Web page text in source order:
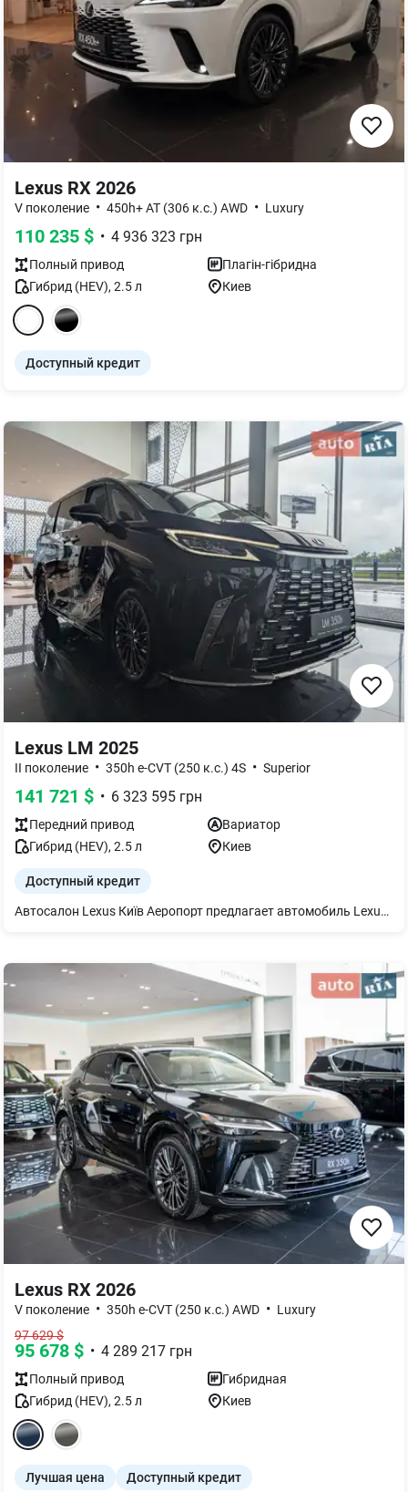
Lexus RX 2026
V поколение • 450h+ AT (306 к.с.) AWD • Luxury
110 235 $ • 4 936 323 грн
Полный привод
Плагін-гібридна
Гибрид (HEV), 2.5л Киев
Доступный кредит
Lexus LM 2025
II поколение • 350h e-CVT (250 к.с.) 4S • Superior
141 721 $ • 6 323 595 грн
Передний привод
Вариатор
Гибрид (HEV), 2.5л Киев
Доступный кредит
Автосалон Lexus Київ Аеропорт предлагает автомобиль Lexus LM350h в максимальной комплектации Superior. Комплектация авто включает в себя следующие опции: - 19-дюймовые кованые колесные диски; - Светодиодные фары ближнего и дальнего света с технологией Bladescan; - Система автоматической парковки с камерой кругового обзора с графическими подсказками; - EPB - электромеханический парковочный тормоз; - PKSB - интеллектуальные датчики парковки с функцией автоматического торможения и обнаружения неподвижных объектов вокруг, пешеходов и приближения автомобилей сзади - Цветной сенсорный дисплей Lexus Link PRO 14"; - ACC — адаптивный круиз-контроль с функцией замедления в поворотах; - Электропривод крышки багажника; - Климат-контроль с системой "Nanoe X" — система ионизации воздуха в салоне; - Mark Levinson Reference 3D Surround Sound с 23 динамиками; А также много других полезных опций! Автомобиль доукомплектован дополнительным оборудованием, актуальную стоимость и перечень уточняйте в отделе продаж автосалона.
Lexus RX 2026
V поколение • 350h e-CVT (250 к.с.) AWD • Luxury
97 629$
95 678 $ • 4 289 217 грн
Полный привод
Гибридная
Гибрид (HEV), 2.5л Киев
Лучшая цена Доступный кредит